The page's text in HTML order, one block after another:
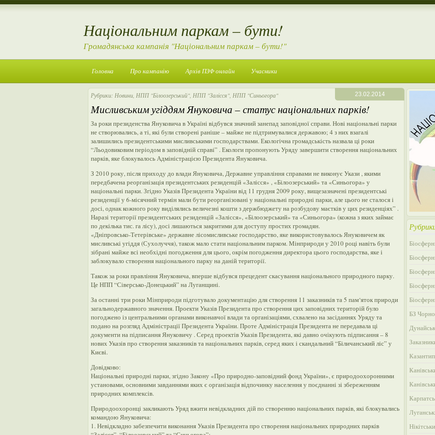
Національним паркам – бути!
Громадянська кампанія "Національним паркам – бути!"
Головна Про кампанію Архів ПЗФ онлайн Учасники
23.02.2014
Рубрики: Новини НПП "Білоозерський" НПП "Залісся" НПП "Синьогора"
Мисливським угіддям Януковича – статус національних парків!
За роки президенства Януковича в Україні відбувся значний занепад заповідної справи. Нові національні парки
не створювались, а ті, які були створені раніше – майже не підтримувалися державою; 4 з них взагалі
залишились президентськими мисливськими господарствами. Екологічна громадськість назвала ці роки
“Льодовиковим періодом в заповідній справі” . Екологи пропонують Уряду завершити створення національних
парків, яке блокувалось Адміністрацією Президента Януковича.
З 2010 року, після приходу до влади Януковича, Державне управління справами не виконує Укази , якими
передбачена реорганізація президентських резиденцій «Залісся» , «Білоозерський» та «Синьогора» у
національні парки. Згідно Указів Президента України від 11 грудня 2009 року, вищезазначені президентські
резиденції у 6-місячний термін мали бути реорганізовані у національні природні парки, але цього не сталося і
досі, однак кожного року виділялись величезні кошти з держбюджету на розбудову маєтків у цих резиденціях” .
Наразі території президентських резиденцій «Залісся», «Білоозерський» та «Синьогора» (кожна з яких займає
по декілька тис. га лісу), досі лишаються закритими для доступу простих громадян.
«Дніпровсько-Тетерівське» державне лісомисливське господарство, яке використовувалось Януковичем як
мисливські угіддя (Сухолуччя), також мало стати національним парком. Мінприроди у 2010 році навіть були
зібрані майже всі необхідні погодження для цього, окрім погодження директора цього господарства, яке і
заблокувало створення національного парку на даній території.
Також за роки правління Януковича, вперше відбувся прецедент скасування національного природного парку.
Це НПП “Сіверсько-Донецький” на Луганщині.
За останні три роки Мінприроди підготувало документацію для створення 11 заказників та 5 пам‘яток природи
загальнодержавного значення. Проекти Указів Президента про створення цих заповідних територій було
погоджено із центральними органами виконавчої влади та організаціями, схвалено на засіданнях Уряду та
подано на розгляд Адміністрації Президента України. Проте Адміністрація Президента не передавала ці
документи на підписання Януковичу . Серед проектів Указів Президента, які давно очікують підписання – 8
нових Указів про створення заказників та національних парків, серед яких і скандальний “Біличанський ліс” у
Києві.
Довідково:
Національні природні парки, згідно Закону «Про природно-заповідний фонд України», є природоохоронними
установами, основними завданнями яких є організація відпочинку населення у поєднанні зі збереженням
природних комплексів.
Природоохоронці закликають Уряд вжити невідкладних дій по створенню національних парків, які блокувались
командою Януковича:
1. Невідкладно забезпечити виконання Указів Президента про створення національних природних парків
БЗ